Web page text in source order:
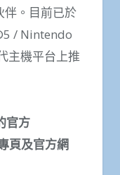
伴。目前已於
/ Nintendo
主機平台上推
官方
頁及官方網